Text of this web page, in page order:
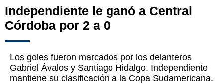
Independiente le ganó a Central
Córdoba por 2 a 0
Los goles fueron marcados por los delanteros
Gabriel Ávalos y Santiago Hidalgo. Independiente
mantiene su clasificación a la Copa Sudamericana.